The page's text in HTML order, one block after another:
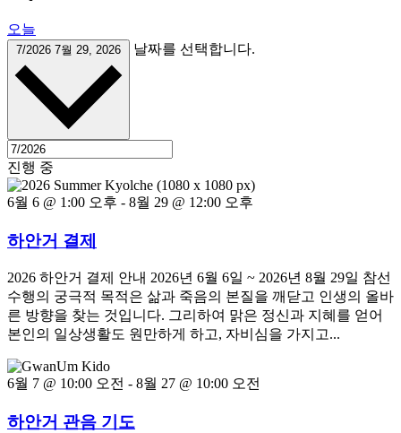
오늘
7/2026 7월 29, 2026 날짜를 선택합니다.
진행 중
6월 6 @ 1:00 오후 - 8월 29 @ 12:00 오후
하안거 결제
2026 하안거 결제 안내 2026년 6월 6일 ~ 2026년 8월 29일 참선
수행의 궁극적 목적은 삶과 죽음의 본질을 깨닫고 인생의 올바
른 방향을 찾는 것입니다. 그리하여 맑은 정신과 지혜를 얻어
본인의 일상생활도 원만하게 하고, 자비심을 가지고...
6월 7 @ 10:00 오전 - 8월 27 @ 10:00 오전
하안거 관음 기도